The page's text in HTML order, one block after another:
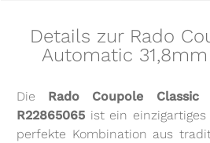
Details zur Rado
Automatic
Die Rado Coupole Classic
R22865065 ist ein
perfekte Kombination aus